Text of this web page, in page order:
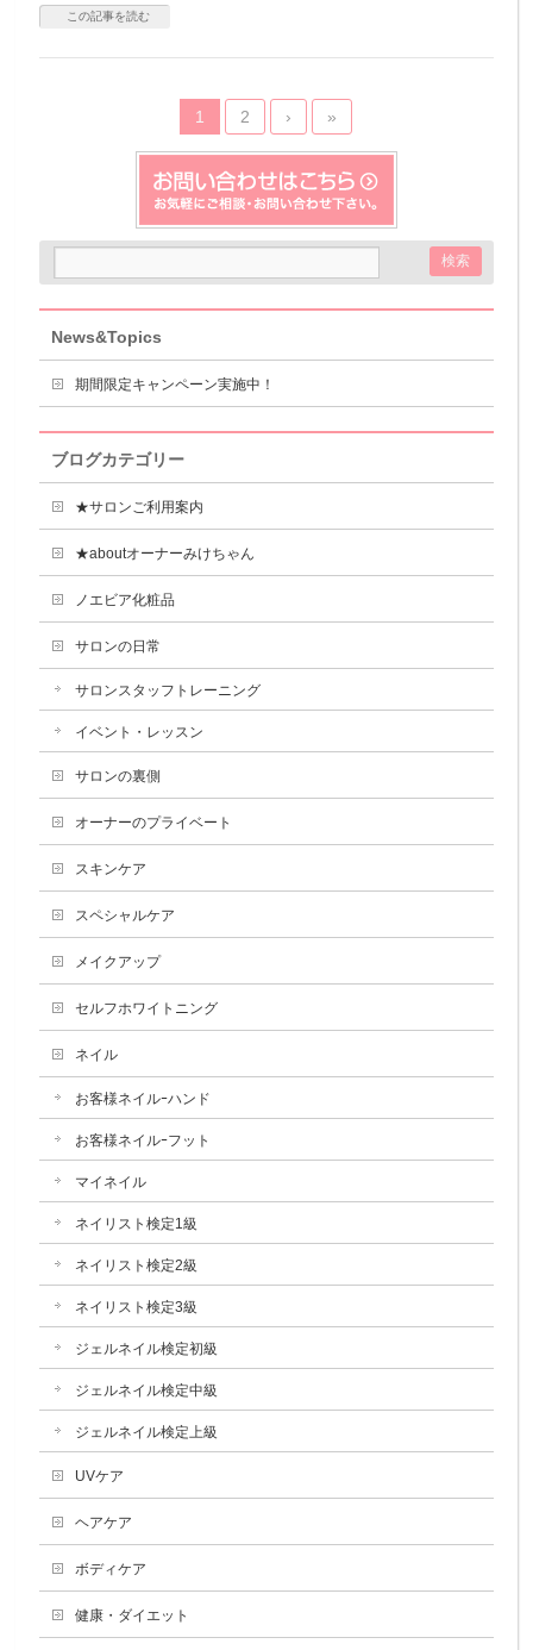
この記事を読む
1 2 › »
News&Topics
期間限定キャンペーン実施中！
ブログカテゴリー
★サロンご利用案内
★aboutオーナーみけちゃん
ノエビア化粧品
サロンの日常
サロンスタッフトレーニング
イベント・レッスン
サロンの裏側
オーナーのプライベート
スキンケア
スペシャルケア
メイクアップ
セルフホワイトニング
ネイル
お客様ネイルｰハンド
お客様ネイルｰフット
マイネイル
ネイリスト検定1級
ネイリスト検定2級
ネイリスト検定3級
ジェルネイル検定初級
ジェルネイル検定中級
ジェルネイル検定上級
UVケア
ヘアケア
ボディケア
健康・ダイエット